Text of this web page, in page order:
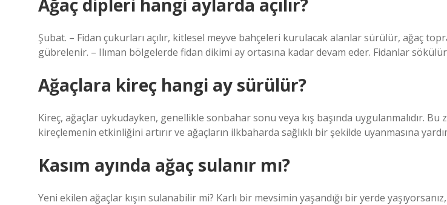
Ağaç dipleri hangi aylarda açılır?
Şubat. – Fidan çukurları açılır, kitlesel meyve bahçeleri kurulacak alanlar sürülür, ağaç
gübrelenir. – Ilıman bölgelerde fidan dikimi ay ortasına kadar devam eder. Fidanlar
Ağaçlara kireç hangi ay sürülür?
Kireç, ağaçlar uykudayken, genellikle sonbahar sonu veya kış başında uygulanmalıdır. Bu
kireçlemenin etkinliğini artırır ve ağaçların ilkbaharda sağlıklı bir şekilde uyanmasına
Kasım ayında ağaç sulanır mı?
Yeni ekilen ağaçlar kışın sulanabilir mi? Karlı bir mevsimin yaşandığı bir yerde